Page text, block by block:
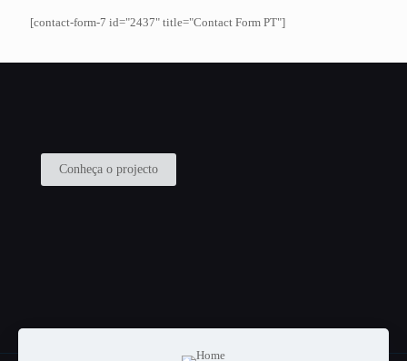
[contact-form-7 id="2437" title="Contact Form PT"]
Conheça o projecto